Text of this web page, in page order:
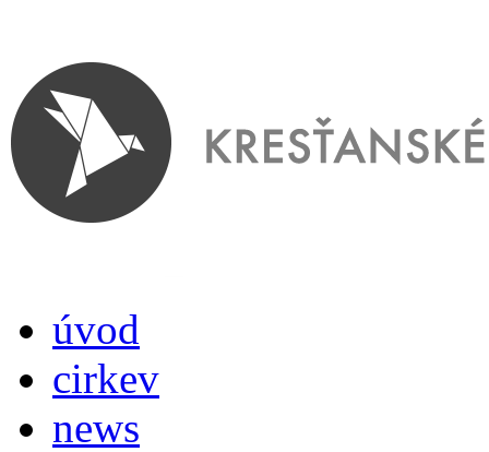
úvod
cirkev
news